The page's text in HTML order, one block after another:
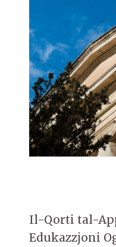
Il-Qorti tal-
Edukazzjoni